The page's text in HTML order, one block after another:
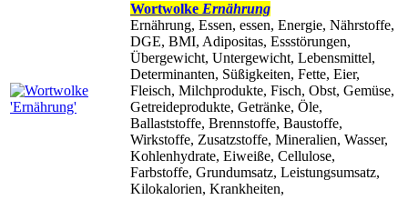
Wortwolke Ernährung
Ernährung, Essen, essen, Energie, Nährstoffe,
DGE, BMI, Adipositas, Essstörungen,
Übergewicht, Untergewicht, Lebensmittel,
Determinanten, Süßigkeiten, Fette, Eier,
Fleisch, Milchprodukte, Fisch, Obst, Gemüse,
Getreideprodukte, Getränke, Öle,
Ballaststoffe, Brennstoffe, Baustoffe,
Wirkstoffe, Zusatzstoffe, Mineralien, Wasser,
Kohlenhydrate, Eiweiße, Cellulose,
Farbstoffe, Grundumsatz, Leistungsumsatz,
Kilokalorien, Krankheiten,